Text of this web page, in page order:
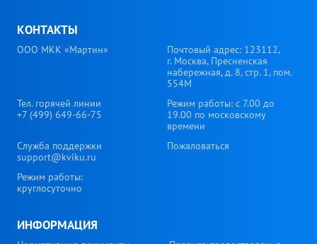
КОНТАКТЫ
ООО МКК «Мартин»
Почтовый адрес: 123112,
г. Москва, Пресненская
набережная, д. 8, стр. 1, пом.
554М
Тел. горячей линии
+7 (499) 649-66-75
Режим работы: с 7.00 до
19.00 по московскому
времени
Служба поддержки
support@kviku.ru
Пожаловаться
Режим работы:
круглосуточно
ИНФОРМАЦИЯ